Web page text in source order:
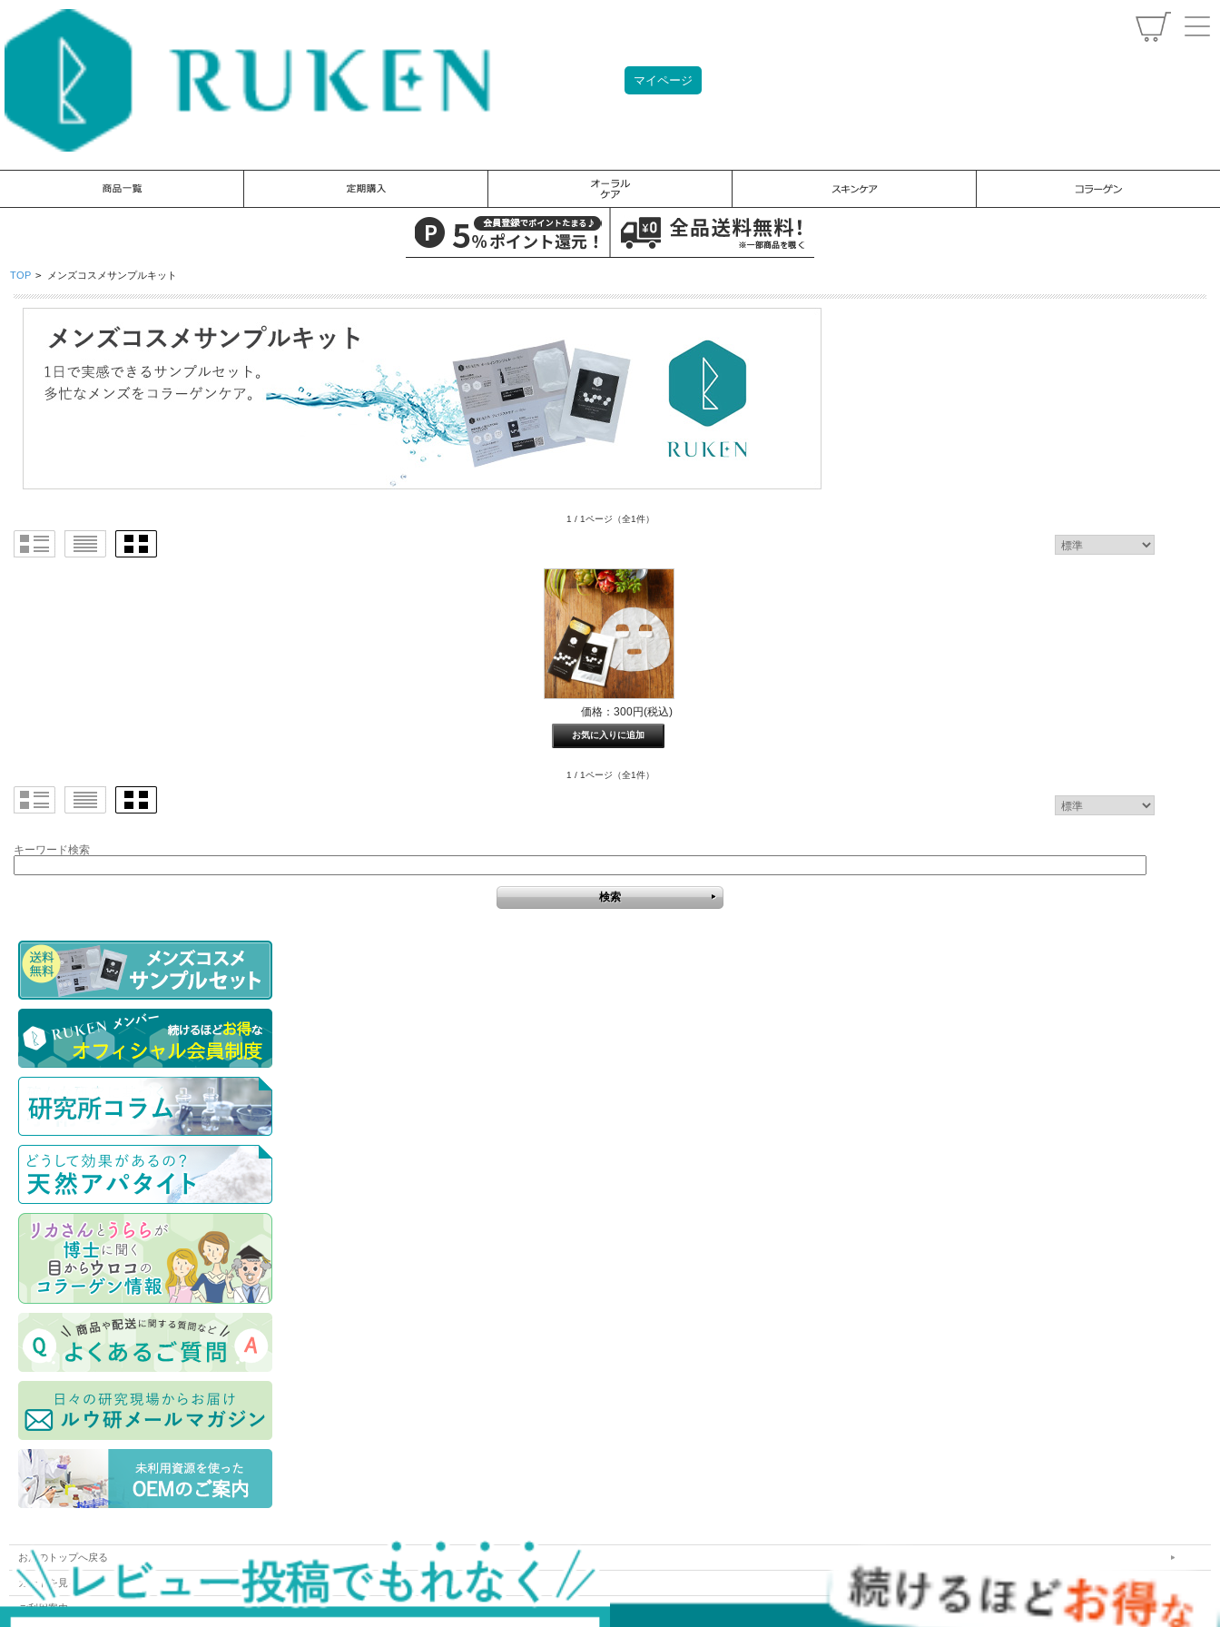
マイページ
TOP > メンズコスメサンプルキット
1 / 1ページ （全1件）
価格：300円(税込)
1 / 1ページ （全1件）
キーワード検索
お店のトップへ戻る
カートを見る
ご利用案内